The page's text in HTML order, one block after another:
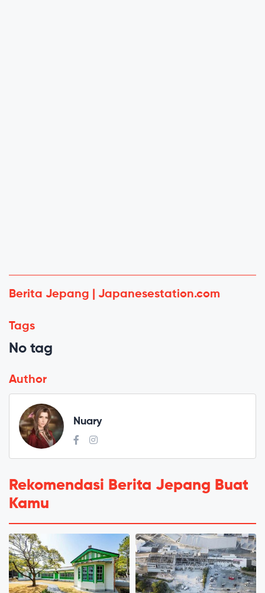
Berita Jepang | Japanesestation.com
Tags
No tag
Author
Nuary
Rekomendasi Berita Jepang Buat
Kamu